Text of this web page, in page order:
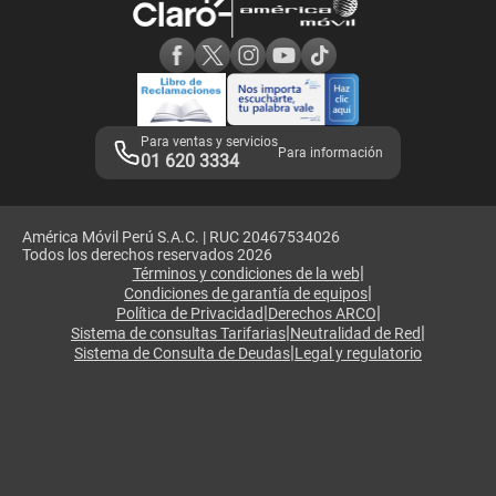
Adquirientes iPhone 6, 6S y SE
Mensaje de Seguridad
Términos y Condiciones de Tienda Claro
Libro de Reclamaciones
Legales de marketplace
Para ventas y servicios
01 620 3334 Para información
América Móvil Perú S.A.C. | RUC 20467534026
Todos los derechos reservados 2026
Términos y condiciones de la web|
Condiciones de garantía de equipos|
Política de Privacidad|Derechos ARCO|
Sistema de consultas Tarifarias|Neutralidad de Red|
Sistema de Consulta de Deudas|Legal y regulatorio